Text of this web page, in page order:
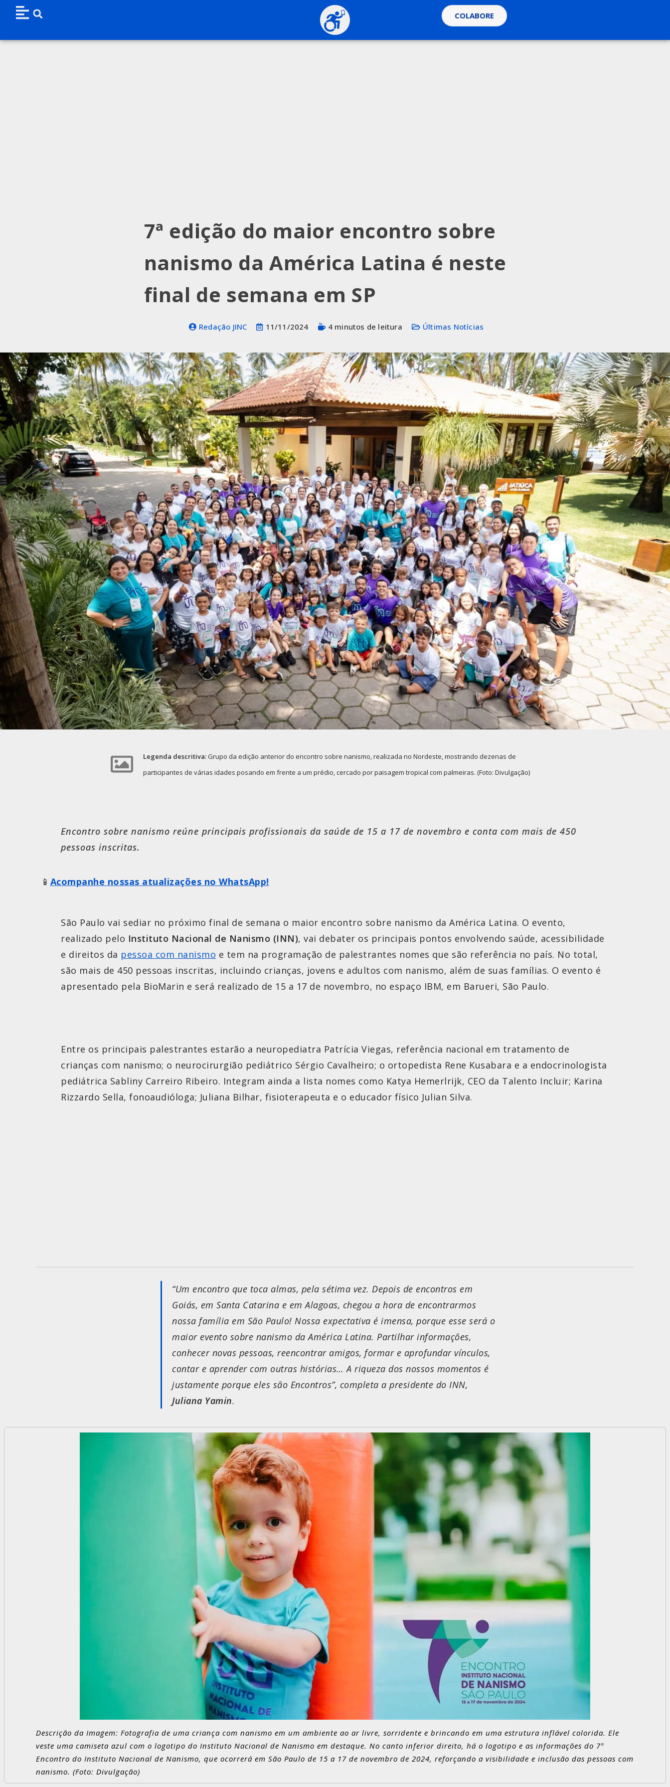
COLABORE
7ª edição do maior encontro sobre
nanismo da América Latina é neste
final de semana em SP
Redação JINC 11/11/2024 4 minutos de leitura Últimas Notícias
Legenda descritiva: Grupo da edição anterior do encontro sobre nanismo, realizada no Nordeste, mostrando dezenas de
participantes de várias idades posando em frente a um prédio, cercado por paisagem tropical com palmeiras. (Foto: Divulgação)
Encontro sobre nanismo reúne principais profissionais da saúde de 15 a 17 de novembro e conta com mais de 450
pessoas inscritas.
📱 Acompanhe nossas atualizações no WhatsApp!
São Paulo vai sediar no próximo final de semana o maior encontro sobre nanismo da América Latina. O evento,
realizado pelo Instituto Nacional de Nanismo (INN), vai debater os principais pontos envolvendo saúde, acessibilidade
e direitos da pessoa com nanismo e tem na programação de palestrantes nomes que são referência no país. No total,
são mais de 450 pessoas inscritas, incluindo crianças, jovens e adultos com nanismo, além de suas famílias. O evento é
apresentado pela BioMarin e será realizado de 15 a 17 de novembro, no espaço IBM, em Barueri, São Paulo.
Entre os principais palestrantes estarão a neuropediatra Patrícia Viegas, referência nacional em tratamento de
crianças com nanismo; o neurocirurgião pediátrico Sérgio Cavalheiro; o ortopedista Rene Kusabara e a endocrinologista
pediátrica Sabliny Carreiro Ribeiro. Integram ainda a lista nomes como Katya Hemerlrijk, CEO da Talento Incluir; Karina
Rizzardo Sella, fonoaudióloga; Juliana Bilhar, fisioterapeuta e o educador físico Julian Silva.
“Um encontro que toca almas, pela sétima vez. Depois de encontros em
Goiás, em Santa Catarina e em Alagoas, chegou a hora de encontrarmos
nossa família em São Paulo! Nossa expectativa é imensa, porque esse será o
maior evento sobre nanismo da América Latina. Partilhar informações,
conhecer novas pessoas, reencontrar amigos, formar e aprofundar vínculos,
contar e aprender com outras histórias… A riqueza dos nossos momentos é
justamente porque eles são Encontros”, completa a presidente do INN,
Juliana Yamin.
Descrição da Imagem: Fotografia de uma criança com nanismo em um ambiente ao ar livre, sorridente e brincando em uma estrutura inflável colorida. Ele
veste uma camiseta azul com o logotipo do Instituto Nacional de Nanismo em destaque. No canto inferior direito, há o logotipo e as informações do 7º
Encontro do Instituto Nacional de Nanismo, que ocorrerá em São Paulo de 15 a 17 de novembro de 2024, reforçando a visibilidade e inclusão das pessoas com
nanismo. (Foto: Divulgação)